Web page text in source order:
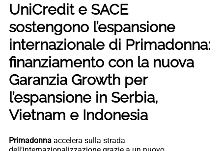
UniCredit e SACE
sostengono l’espansione
internazionale di Primadonna:
finanziamento con la nuova
Garanzia Growth per
l’espansione in Serbia,
Vietnam e Indonesia
Primadonna accelera sulla strada